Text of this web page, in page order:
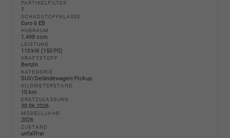
PARTIKELFILTER
1
SCHADSTOFFKLASSE
Euro 6 EB
HUBRAUM
1.498 ccm
LEISTUNG
110 kW (150 PS)
KRAFTSTOFF
Benzin
KATEGORIE
SUV/Geländewagen/Pickup
KILOMETERSTAND
10 km
ERSTZULASSUNG
30.06.2026
MODELLJAHR
2026
ZUSTAND
unfallfrei